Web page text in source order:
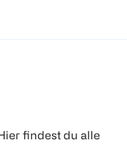
findest du alle